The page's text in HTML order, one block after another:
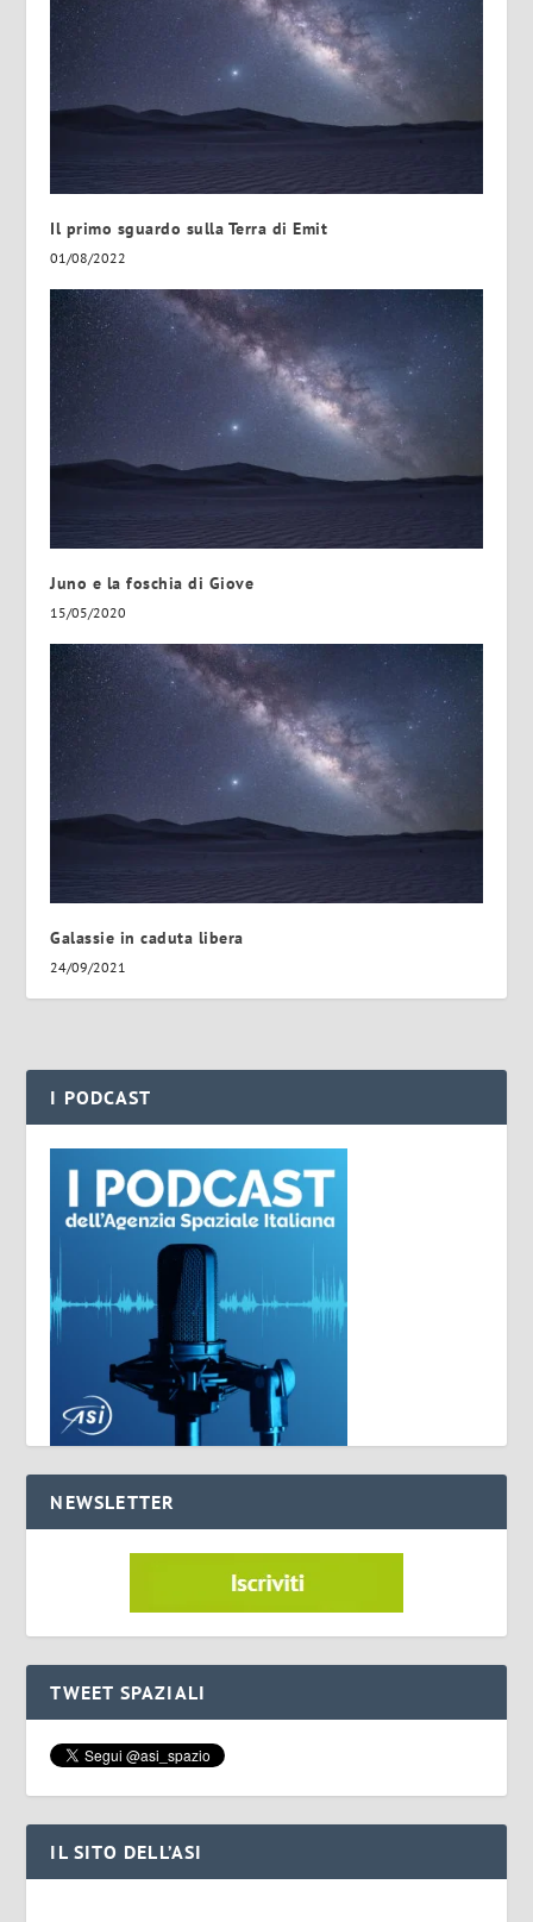
Il primo sguardo sulla Terra di Emit
01/08/2022
Juno e la foschia di Giove
15/05/2020
Galassie in caduta libera
24/09/2021
I PODCAST
NEWSLETTER
TWEET SPAZIALI
IL SITO DELL’ASI